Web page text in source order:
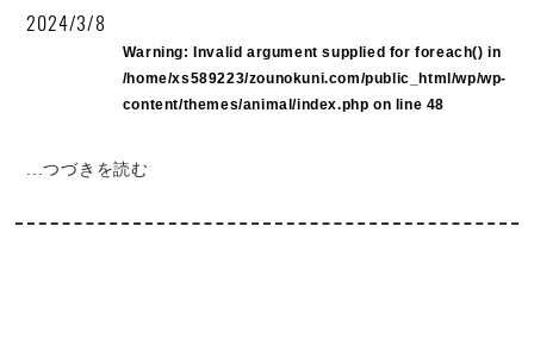
2024/3/8
Warning: Invalid argument supplied for foreach() in
/home/xs589223/zounokuni.com/public_html/wp/wp-
content/themes/animal/index.php on line 48
...つづきを読む